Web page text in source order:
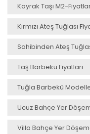
Kayrak Taşı M2-
Kırmızı Ateş Tuğlası
Sahibinden Ateş
Taş Barbekü Fiyatları
Tuğla Barbekü
Ucuz Bahçe Yer
Villa Bahçe Yer